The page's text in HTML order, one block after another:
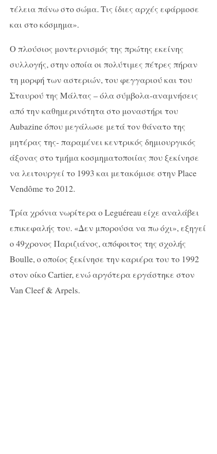
τέλεια πάνω στο σώμα. Τις ίδιες αρχές εφάρμοσε
και στο κόσμημα».
Ο πλούσιος μοντερνισμός της πρώτης εκείνης
συλλογής, στην οποία οι πολύτιμες πέτρες πήραν
τη μορφή των αστεριών, του φεγγαριού και του
Σταυρού της Μάλτας – όλα σύμβολα-αναμνήσεις
από την καθημερινότητα στο μοναστήρι του
Aubazine όπου μεγάλωσε μετά τον θάνατο της
μητέρας της- παραμένει κεντρικός δημιουργικός
άξονας στο τμήμα κοσμηματοποιίας που ξεκίνησε
να λειτουργεί το 1993 και μετακόμισε στην Place
Vendôme το 2012.
Τρία χρόνια νωρίτερα ο Leguéreau είχε αναλάβει
επικεφαλής του. «Δεν μπορούσα να πω όχι», εξηγεί
ο 49χρονος Παριζιάνος, απόφοιτος της σχολής
Boulle, ο οποίος ξεκίνησε την καριέρα του το 1992
στον οίκο Cartier, ενώ αργότερα εργάστηκε στον
Van Cleef & Arpels.